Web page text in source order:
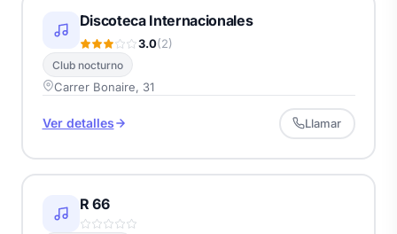
Discoteca Internacionales
3.0(2)
Club nocturno
Carrer Bonaire, 31
Ver detalles Llamar
R 66